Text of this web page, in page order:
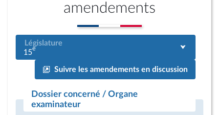
amendements
Législature
15e
Suivre les amendements en discussion
Dossier concerné / Organe
examinateur